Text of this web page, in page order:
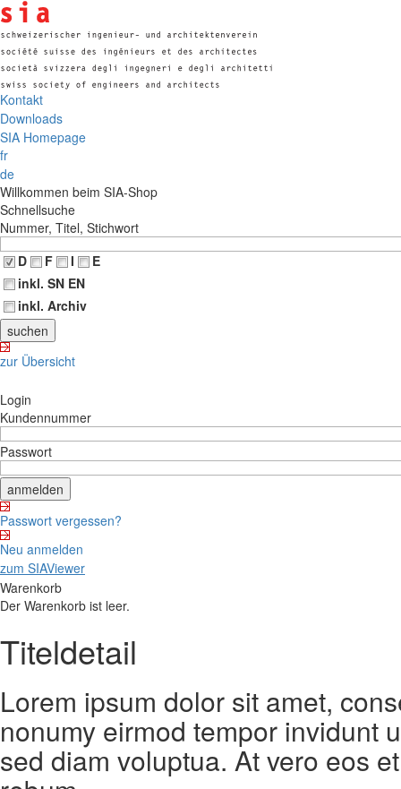
Kontakt
Downloads
SIA Homepage
fr
de
Willkommen beim SIA-Shop
Schnellsuche
Nummer, Titel, Stichwort
D
F I
E
inkl. SN EN
inkl. Archiv
zur Übersicht
Login
Kundennummer
Passwort
Passwort vergessen?
Neu anmelden
zum SIAViewer
Warenkorb
Der Warenkorb ist leer.
Titeldetail
Lorem ipsum dolor sit amet,
nonumy eirmod tempor invidunt
sed diam voluptua. At vero eos